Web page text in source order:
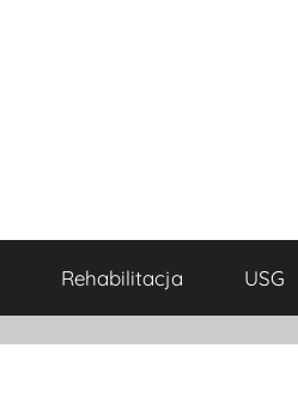
Rehabilitacja USG